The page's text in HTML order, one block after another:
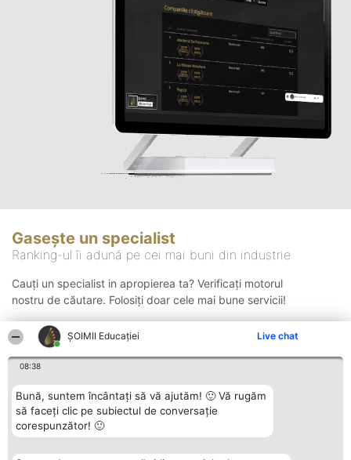
ȘOIMII Educației Live chat
08:38
Bună, suntem încântați să vă ajutăm! 🙂 Vă rugăm
să faceți clic pe subiectul de conversație
corespunzător! 🙂
Gasește un specialist
Ranking-ul îi adună pe cei mai buni din industrie
Cauți un specialist in apropierea ta? Verificați motorul
nostru de căutare. Folosiți doar cele mai bune servicii!